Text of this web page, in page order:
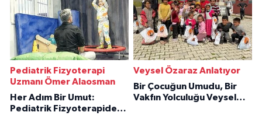
Pediatrik Fizyoterapi
Uzmanı Ömer Alaosman
Her Adım Bir Umut:
Pediatrik Fizyoterapiden
Veysel Özaraz Anlatıyor
Bir Çocuğun Umudu, Bir
Vakfın Yolculuğu Veysel